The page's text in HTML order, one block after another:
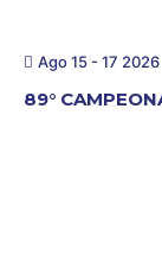
Ago 15 - 17 2026
89°